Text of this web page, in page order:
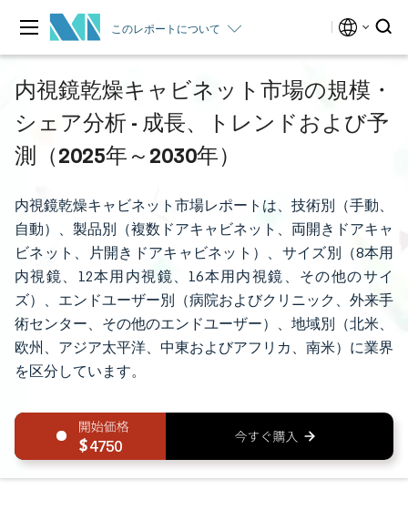
このレポートについて
内視鏡乾燥キャビネット市場の規模・
シェア分析 - 成長、トレンドおよび予
測（2025年～2030年）
内視鏡乾燥キャビネット市場レポートは、技術別（手動、
自動）、製品別（複数ドアキャビネット、両開きドアキャ
ビネット、片開きドアキャビネット）、サイズ別（8本用
内視鏡、12本用内視鏡、16本用内視鏡、その他のサイ
ズ）、エンドユーザー別（病院およびクリニック、外来手
術センター、その他のエンドユーザー）、地域別（北米、
欧州、アジア太平洋、中東およびアフリカ、南米）に業界
を区分しています。
4750